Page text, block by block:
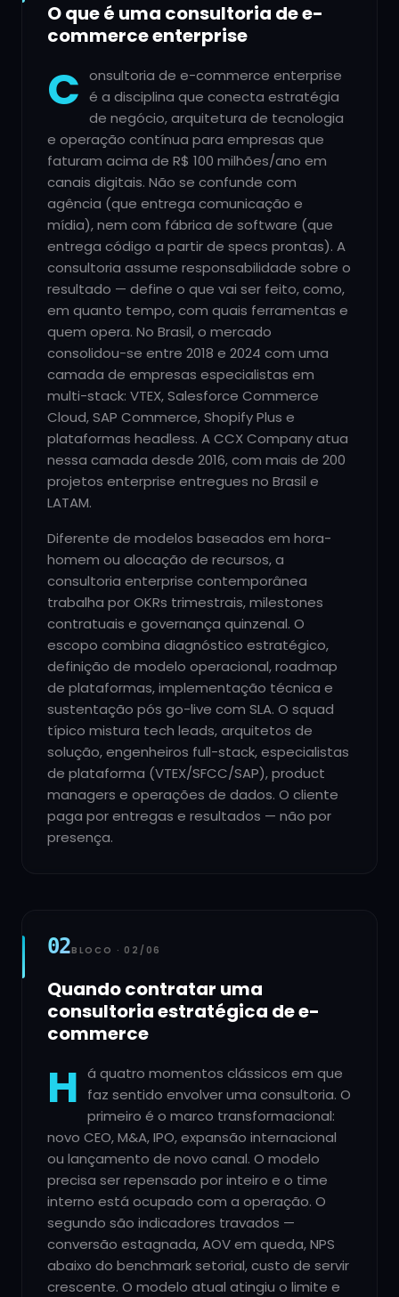
O que é uma consultoria de e-
commerce enterprise
C onsultoria de e-commerce enterprise
é a disciplina que conecta estratégia
de negócio, arquitetura de tecnologia
e operação contínua para empresas que
faturam acima de R$ 100 milhões/ano em
canais digitais. Não se confunde com
agência (que entrega comunicação e
mídia), nem com fábrica de software (que
entrega código a partir de specs prontas). A
consultoria assume responsabilidade sobre o
resultado — define o que vai ser feito, como,
em quanto tempo, com quais ferramentas e
quem opera. No Brasil, o mercado
consolidou-se entre 2018 e 2024 com uma
camada de empresas especialistas em
multi-stack: VTEX, Salesforce Commerce
Cloud, SAP Commerce, Shopify Plus e
plataformas headless. A CCX Company atua
nessa camada desde 2016, com mais de 200
projetos enterprise entregues no Brasil e
LATAM.
Diferente de modelos baseados em hora-
homem ou alocação de recursos, a
consultoria enterprise contemporânea
trabalha por OKRs trimestrais, milestones
contratuais e governança quinzenal. O
escopo combina diagnóstico estratégico,
definição de modelo operacional, roadmap
de plataformas, implementação técnica e
sustentação pós go-live com SLA. O squad
típico mistura tech leads, arquitetos de
solução, engenheiros full-stack, especialistas
de plataforma (VTEX/SFCC/SAP), product
managers e operações de dados. O cliente
paga por entregas e resultados — não por
presença.
02BLOCO ·02 /06
Quando contratar uma
consultoria estratégica de e-
commerce
H á quatro momentos clássicos em que
faz sentido envolver uma consultoria. O
primeiro é o marco transformacional:
novo CEO, M&A, IPO, expansão internacional
ou lançamento de novo canal. O modelo
precisa ser repensado por inteiro e o time
interno está ocupado com a operação. O
segundo são indicadores travados —
conversão estagnada, AOV em queda, NPS
abaixo do benchmark setorial, custo de servir
crescente. O modelo atual atingiu o limite e